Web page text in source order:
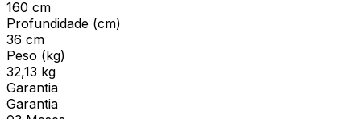
160 cm
Profundidade (cm)
36 cm
Peso (kg)
32,13 kg
Garantia
Garantia